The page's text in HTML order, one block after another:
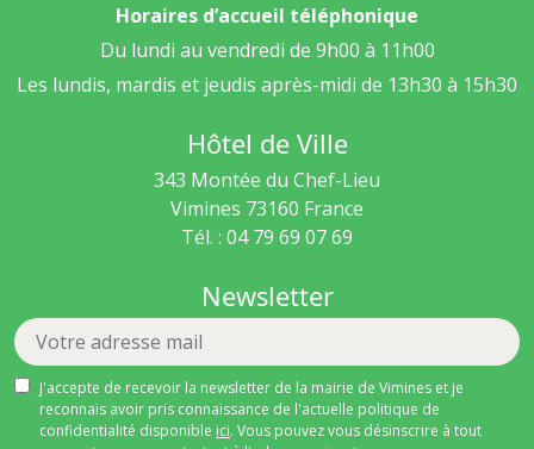
Horaires d’accueil téléphonique
Du lundi au vendredi de 9h00 à 11h00
Les lundis, mardis et jeudis après-midi de 13h30 à 15h30
Hôtel de Ville
343 Montée du Chef-Lieu
Vimines 73160 France
Tél. : 04 79 69 07 69
Newsletter
J'accepte de recevoir la newsletter de la mairie de Vimines et je
reconnais avoir pris connaissance de l'actuelle politique de
confidentialité disponible ici. Vous pouvez vous désinscrire à tout